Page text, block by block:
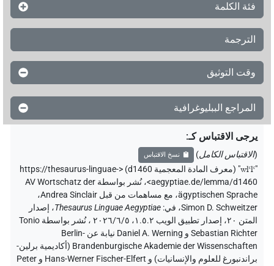
فئة الكلمة
الترجمة
وقت التوثيق
المراجع الببليوغرافية
يرجى الاقتباس كـ:
(الاقتباس الكامل) نسخ الاقتباس
"
wlꜥlꜥ
"
(معرف المادة المعجمية d1460) <https://thesaurus-linguae-
aegyptiae.de/lemma/d1460> ،
نُشر بواسطة AV Wortschatz der
ägyptischen Sprache، مع مساهمات من قبل Andrea Sinclair،
Simon D. Schweitzer، في:
Thesaurus Linguae Aegyptiae، إصدار
المتن ٢٠، إصدار تطبيق الويب ۱.٥.٢، ٢٠٢٦/٦/٥ ، نُشر بواسطة Tonio
Sebastian Richter و Daniel A. Werning نيابة عن Berlin-
Brandenburgische Akademie der Wissenschaften (أكاديمية برلين-
براندنبورغ للعلوم والإنسانيات) و Hans-Werner Fischer-Elfert و Peter